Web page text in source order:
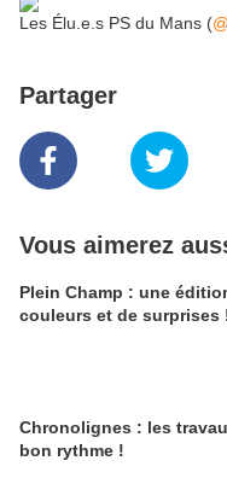
Les Élu.e.s PS du Mans (
Partager
Vous aimerez
Plein Champ : une
couleurs et de surprises
Chronolignes : les
bon rythme !